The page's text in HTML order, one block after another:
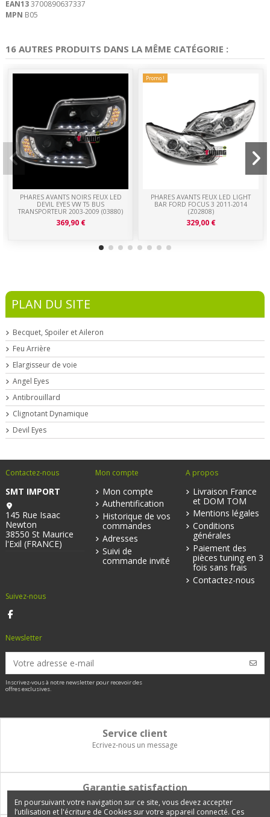
EAN133700890637337
MPN B05
16 AUTRES PRODUITS DANS LA MÊME CATÉGORIE :
PHARES AVANTS NOIRS FEUX LED
DEVIL EYES VW T5 BUS
TRANSPORTEUR 2003-2009 (03880)
369,90 €
Promo !
PHARES AVANTS FEUX LED LIGHT
BAR FORD FOCUS 3 2011-2014
(Z02808)
329,00 €
PLAN DU SITE
Becquet, Spoiler et Aileron
Feu Arrière
Elargisseur de voie
Angel Eyes
Antibrouillard
Clignotant Dynamique
Devil Eyes
Contactez-nous
SMT IMPORT
145 Rue Isaac
Newton
38550 St Maurice
l'Exil (FRANCE)
Mon compte
Mon compte
Authentification
Historique de vos
commandes
Adresses
Suivi de
commande invité
A propos
Livraison France
et DOM TOM
Mentions légales
Conditions
générales
Paiement des
pièces tuning en 3
fois sans frais
Contactez-nous
Suivez-nous
Newsletter
Inscrivez-vous à notre newsletter pour recevoir des
offres exclusives.
Service client
Ecrivez-nous un message
Garantie satisfaction
Vous disposez de 14 jours pour changer d'avis et être remboursé
En poursuivant votre navigation sur ce site, vous devez accepter
l’utilisation et l'écriture de Cookies sur votre appareil connecté. Ces